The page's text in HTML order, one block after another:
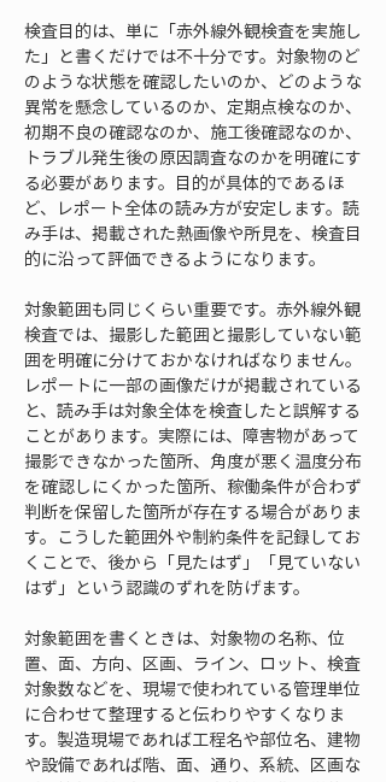
検査目的は、単に「赤外線外観検査を実施し
た」と書くだけでは不十分です。対象物のど
のような状態を確認したいのか、どのような
異常を懸念しているのか、定期点検なのか、
初期不良の確認なのか、施工後確認なのか、
トラブル発生後の原因調査なのかを明確にす
る必要があります。目的が具体的であるほ
ど、レポート全体の読み方が安定します。読
み手は、掲載された熱画像や所見を、検査目
的に沿って評価できるようになります。
対象範囲も同じくらい重要です。赤外線外観
検査では、撮影した範囲と撮影していない範
囲を明確に分けておかなければなりません。
レポートに一部の画像だけが掲載されている
と、読み手は対象全体を検査したと誤解する
ことがあります。実際には、障害物があって
撮影できなかった箇所、角度が悪く温度分布
を確認しにくかった箇所、稼働条件が合わず
判断を保留した箇所が存在する場合がありま
す。こうした範囲外や制約条件を記録してお
くことで、後から「見たはず」「見ていない
はず」という認識のずれを防げます。
対象範囲を書くときは、対象物の名称、位
置、面、方向、区画、ライン、ロット、検査
対象数などを、現場で使われている管理単位
に合わせて整理すると伝わりやすくなりま
す。製造現場であれば工程名や部位名、建物
や設備であれば階、面、通り、系統、区画な